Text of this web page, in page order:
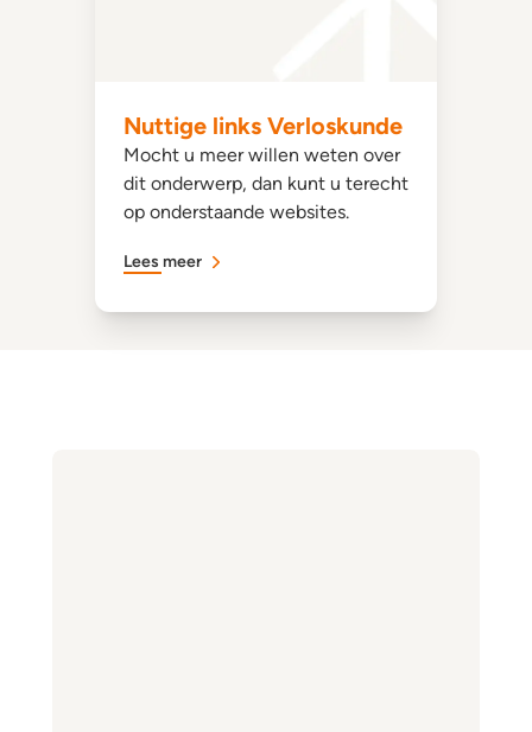
Nuttige links Verloskunde
Mocht u meer willen weten over
dit onderwerp, dan kunt u terecht
op onderstaande websites.
Lees meer